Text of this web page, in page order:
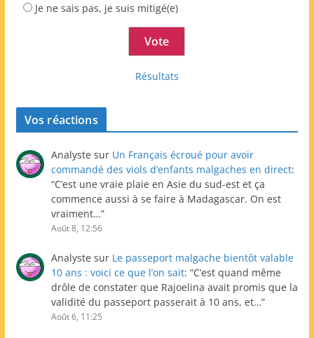
Je ne sais pas, je suis mitigé(e)
Résultats
Vos réactions
Analyste sur Un Français écroué pour avoir
commandé des viols d’enfants malgaches en direct:
“C’est une vraie plaie en Asie du sud-est et ça
commence aussi à se faire à Madagascar. On est
vraiment…”
Août 8, 12:56
Analyste sur Le passeport malgache bientôt valable
10 ans : voici ce que l’on sait: “C’est quand même
drôle de constater que Rajoelina avait promis que la
validité du passeport passerait à 10 ans, et…”
Août 6, 11:25